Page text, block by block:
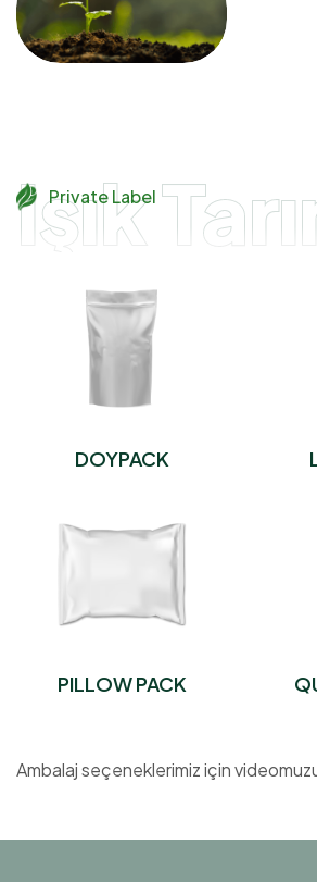
Işık
Private Label
DOYPACK
PILLOW PACK
Ambalaj seçeneklerimiz için